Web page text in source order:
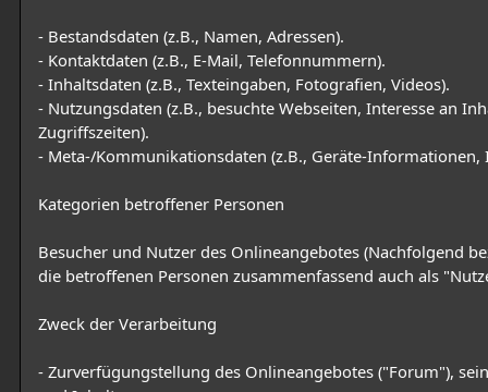
- Bestandsdaten (z.B., Namen, Adressen).
- Kontaktdaten (z.B., E-Mail, Telefonnummern).
- Inhaltsdaten (z.B., Texteingaben, Fotografien, Videos).
- Nutzungsdaten (z.B., besuchte Webseiten, Interesse an
Zugriffszeiten).
- Meta-/Kommunikationsdaten (z.B., Geräte-Informationen,
Kategorien betroffener Personen
Besucher und Nutzer des Onlineangebotes (Nachfolgend
die betroffenen Personen zusammenfassend auch als
Zweck der Verarbeitung
- Zurverfügungstellung des Onlineangebotes ("Forum"),